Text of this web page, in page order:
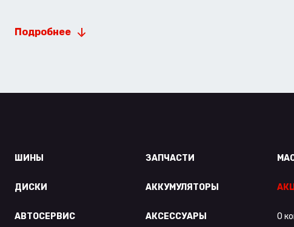
Подробнее
ШИНЫ
ДИСКИ
АВТОСЕРВИС
ЗАПЧАСТИ
АККУМУЛЯТОРЫ
АКСЕССУАРЫ О